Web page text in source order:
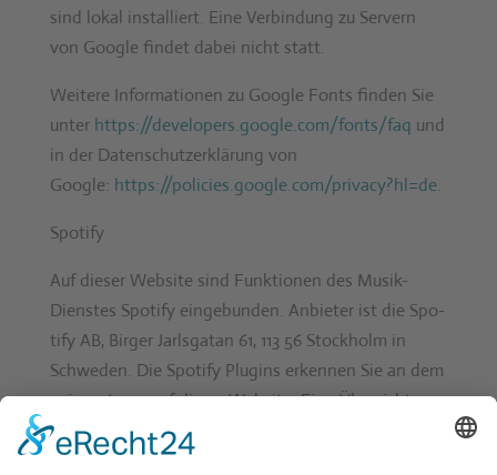
sind lokal instal­liert. Eine Verbindung zu Servern
von Google find­et dabei nicht statt.
Weit­ere Infor­ma­tio­nen zu Google Fonts find­en Sie
unter https://developers.google.com/fonts/faq und
in der Daten­schutzerk­lärung von
Google: https://policies.google.com/privacy?hl=de.
Spo­ti­fy
Auf dieser Web­site sind Funk­tio­nen des Musik-
Dien­stes Spo­ti­fy einge­bun­den. Anbi­eter ist die Spo­
ti­fy AB, Birg­er Jarls­gatan 61, 113 56 Stock­holm in
Schwe­den. Die Spo­ti­fy Plu­g­ins erken­nen Sie an dem
grü­nen Logo auf dieser Web­site. Eine Über­sicht
über die Spo­ti­fy-Plu­g­ins find­en Sie
unter:https://developer.spotify.com